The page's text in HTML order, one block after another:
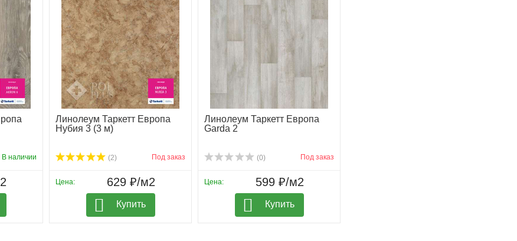
В наличии
Линолеум Таркетт Европа
Нубия 3 (3 м)
(2) Под заказ
Цена: 629 ₽/м2
Купить
Линолеум Таркетт Европа
Garda 2
(0) Под заказ
Цена: 599 ₽/м2
Купить